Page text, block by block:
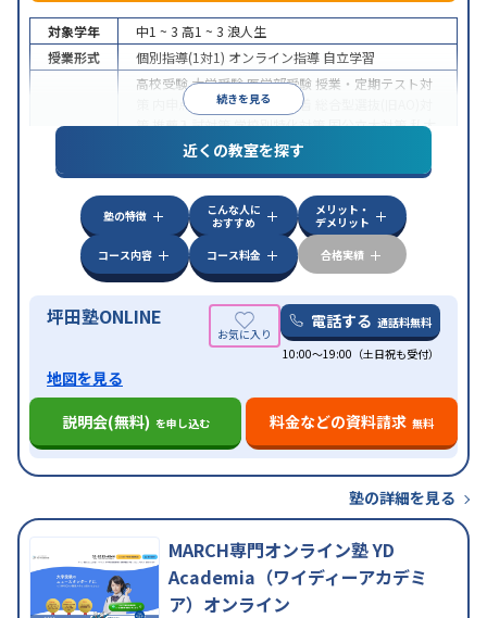
続きを見る
対象学年 中1 ~ 3 高1 ~ 3 浪人生
授業形式
個別指導(1対1) オンライン指導 自立学習
高校受験大学受験医学部受験 授業・定期テスト対
内申点対策学習習慣の定着
策推薦入試対策学校別特化対策国公立大対策私大
共通テスト対策英検(英語検定)対策
その
特徴
中高一貫校生に対応授業の振替可能 不登校生に対
学習にPC・タブレットを利用オンライン対応
科目から受講可能季節講習のみの受講可発達障害
の子どもに対応
近くの教室を探す
塾の特徴
こんな人に
おすすめ
メリット・
デメリット
コース内容
コース料金 合格実績
坪田塾ONLINE 電話する 通話料無料
10:00～19:00（土日祝も受付）
地図を見る
説明会(無料) を申し込む 料金などの資料請求 無料
塾の詳細を見る
MARCH専門オンライン塾 YD
Academia（ワイディーアカデミ
ア）オンライン